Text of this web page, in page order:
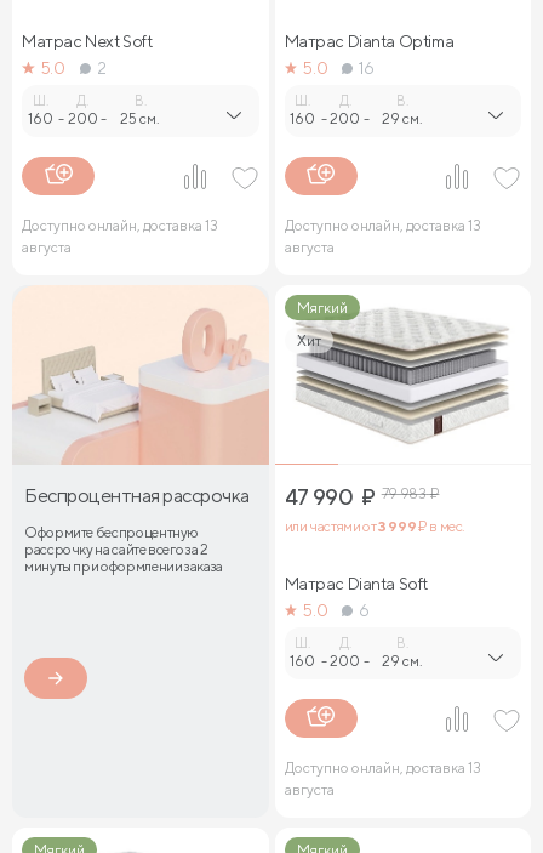
Матрас Next Soft
5.0
2
160 -
Д.
200 -
В.
25 см.
Доступно онлайн, доставка 13
августа
Матрас Dianta Optima
5.0
16
160 -
Д.
200 -
В.
29 см.
Доступно онлайн, доставка 13
августа
Беспроцентная рассрочка
Оформите беспроцентную
рассрочку на сайте всего за 2
минуты при оформлении заказа
Мягкий
Хит
47 990 ₽ 79 983₽
или частями от3 999₽ в мес.
Матрас Dianta Soft
5.0
6
160 -
Д.
200 -
В.
29 см.
Доступно онлайн, доставка 13
августа